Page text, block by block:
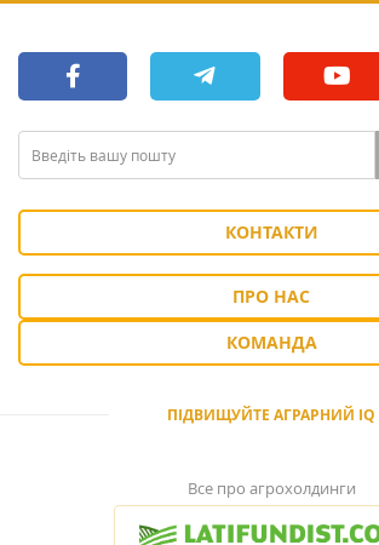
КОНТАКТИ
ПРО НАС
КОМАНДА
ПІДВИЩУЙТЕ АГРАРНИЙ IQ
Все про агрохолдинги